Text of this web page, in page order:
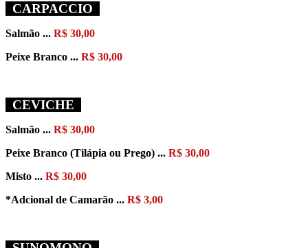
CARPACCIO
Salmão ... R$ 30,00
Peixe Branco ... R$ 30,00
CEVICHE
Salmão ... R$ 30,00
Peixe Branco (Tilápia ou Prego) ... R$ 30,00
Misto ... R$ 30,00
*Adcional de Camarão ... R$ 3,00